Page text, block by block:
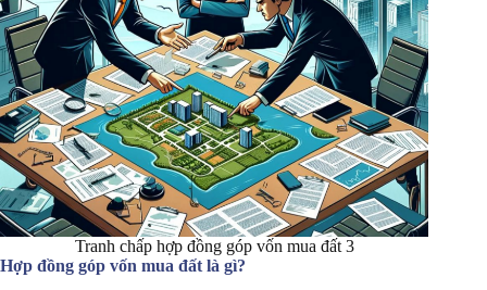
Tranh chấp hợp đồng góp vốn mua đất 3
Hợp đồng góp vốn mua đất là gì?